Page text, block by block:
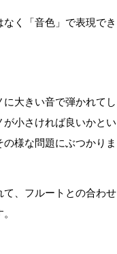
く「音色」で表現でき
大きい音で弾かれてし
小さければ良いかとい
様な問題にぶつかりま
、フルートとの合わせ